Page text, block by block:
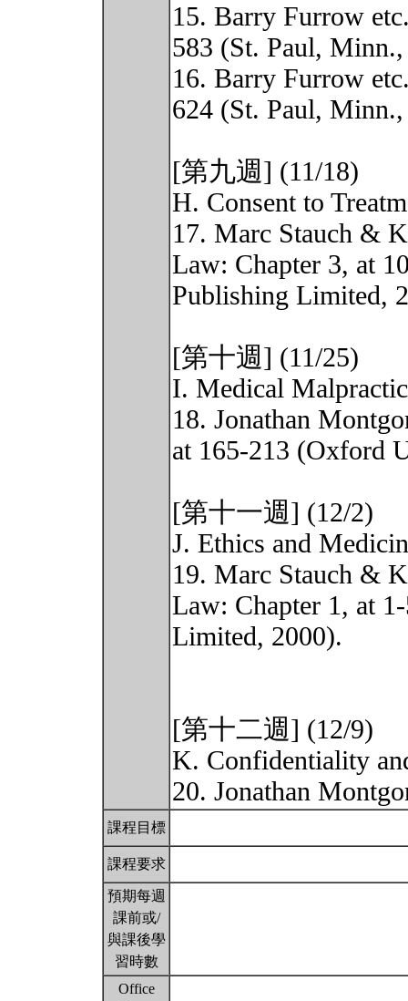
15. Barry Furrow
583 (St. Paul,
16. Barry Furrow
624 (St. Paul,
[第九週] (11/18)
H. Consent to
17. Marc Stauch &
Law: Chapter 3, at
Publishing Limited,
[第十週] (11/25)
I. Medical
18. Jonathan
at 165-213 (Oxford
[第十一週] (12/2)
J. Ethics and
19. Marc Stauch &
Law: Chapter 1, at
Limited, 2000).
[第十二週] (12/9)
K. Confidentiality
20. Jonathan
課程目標
課程要求
預期每週
課前或/
與課後學
習時數
Office